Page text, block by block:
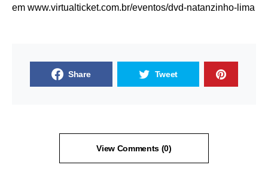
em www.virtualticket.com.br/eventos/dvd-natanzinho-lima
Share Tweet
View Comments (0)